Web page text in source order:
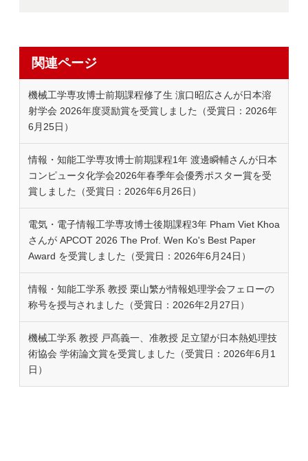
関連ページ
機械工学専攻博士前期課程修了生 濵口昭広さんが日本溶
射学会 2026年度奨励賞を受賞しました（受賞日：2026年
6月25日）
情報・知能工学専攻博士前期課程1年 渡邊瞬輔さんが日本
コンピュータ化学会2026年春季年会優秀ポスター賞を受
賞しました（受賞日：2026年6月26日）
電気・電子情報工学専攻博士後期課程3年 Pham Viet Khoa
さんが APCOT 2026 The Prof. Wen Ko's Best Paper
Award を受賞しました（受賞日：2026年6月24日）
情報・知能工学系 教授 栗山繁が情報処理学会フェローの
称号を授与されました（受賞日：2026年2月27日）
機械工学系 教授 戸髙義一、准教授 足立望が日本熱処理技
術協会 学術論文賞を受賞しました（受賞日：2026年6月1
日）